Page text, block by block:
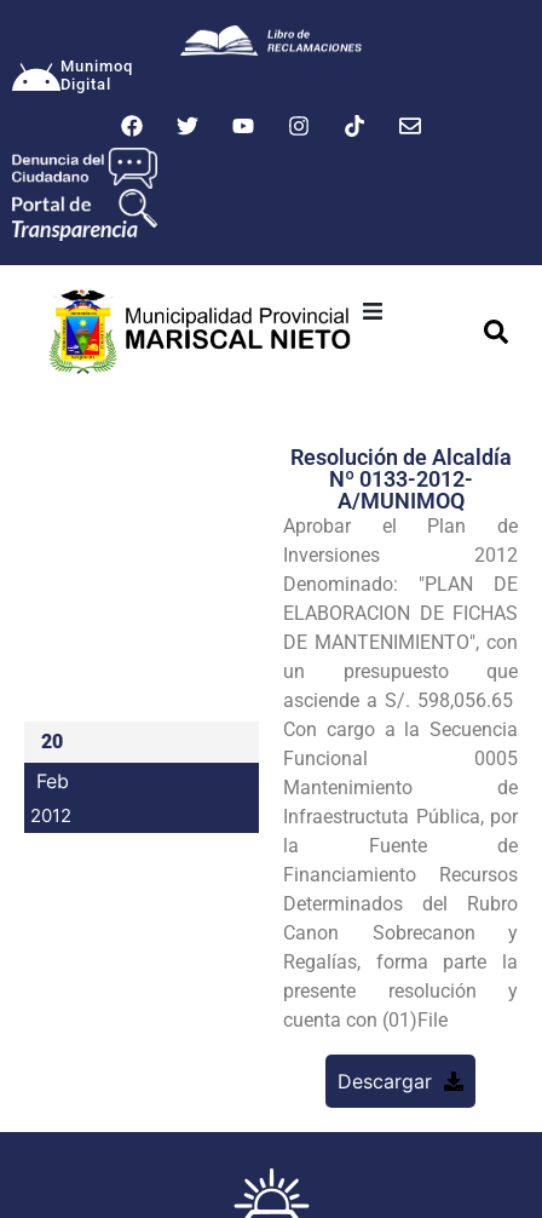
Munimoq
Digital
Transparencia
Seguridad
Programas
Intranet
20
Feb
2012
Resolución de Alcaldía
Nº 0133-2012-
A/MUNIMOQ
Aprobar el Plan de
Inversiones 2012
Denominado: "PLAN DE
ELABORACION DE FICHAS
DE MANTENIMIENTO", con
un presupuesto que
asciende a S/. 598,056.65
Con cargo a la Secuencia
Funcional 0005
Mantenimiento de
Infraestructuta Pública, por
la Fuente de
Financiamiento Recursos
Determinados del Rubro
Canon Sobrecanon y
Regalías, forma parte la
presente resolución y
cuenta con (01)File
Descargar